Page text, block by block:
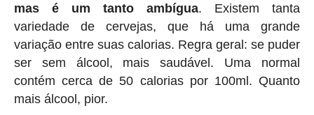
mas é um tanto ambígua. Existem tanta
variedade de cervejas, que há uma grande
variação entre suas calorias. Regra geral: se puder
ser sem álcool, mais saudável. Uma normal
contém cerca de 50 calorias por 100ml. Quanto
mais álcool, pior.